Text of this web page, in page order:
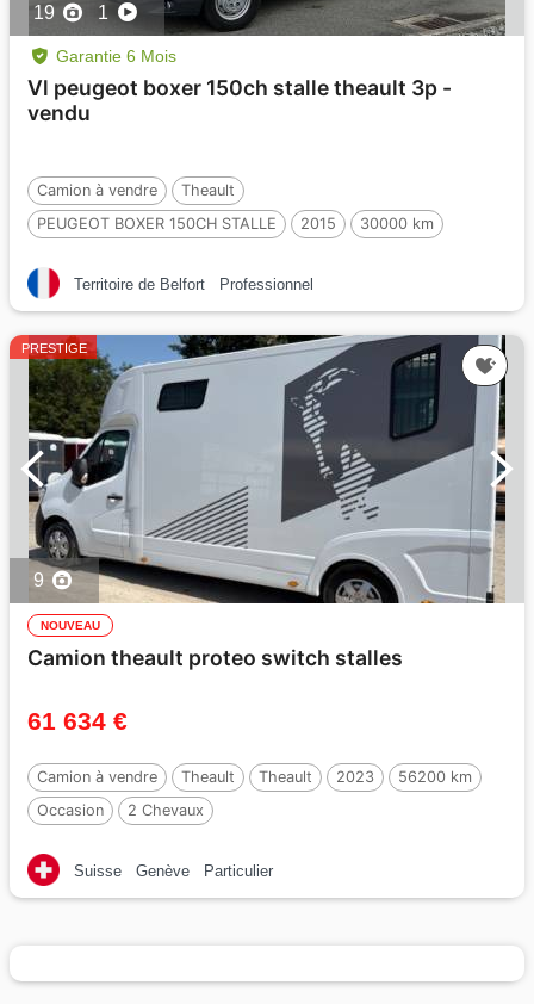
19 1
Garantie 6 Mois
Vl peugeot boxer 150ch stalle theault 3p -
vendu
Camion à vendre
Theault
PEUGEOT BOXER 150CH STALLE
2015
30000 km
Territoire de Belfort
Professionnel
PRESTIGE
9
NOUVEAU
Camion theault proteo switch stalles
61 634 €
Camion à vendre Theault Theault 2023
56200 km
Occasion
2 Chevaux
Suisse Genève Particulier